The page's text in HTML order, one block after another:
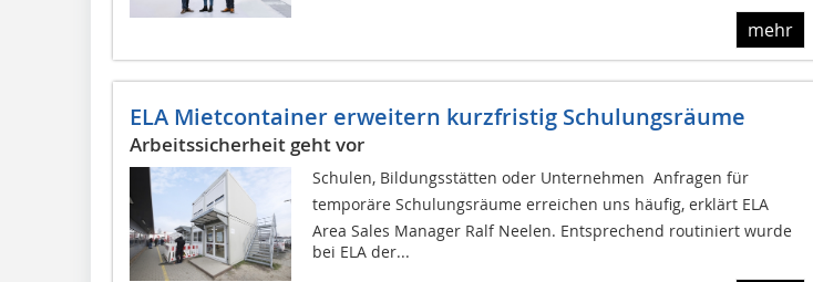
mehr
ELA Mietcontainer erweitern kurzfristig Schulungsräume
Arbeitssicherheit geht vor
Schulen, Bildungsstätten oder Unternehmen  Anfragen für
temporäre Schulungsräume erreichen uns häufig, erklärt ELA
Area Sales Manager Ralf Neelen. Entsprechend routiniert wurde
bei ELA der...